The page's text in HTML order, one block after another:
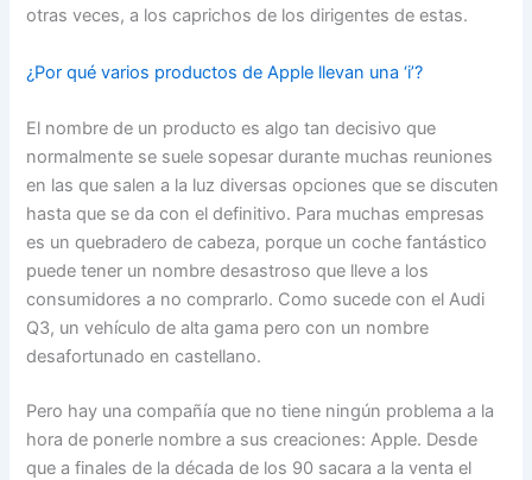
otras veces, a los caprichos de los dirigentes de estas.
¿Por qué varios productos de Apple llevan una ‘i’?
El nombre de un producto es algo tan decisivo que
normalmente se suele sopesar durante muchas reuniones
en las que salen a la luz diversas opciones que se discuten
hasta que se da con el definitivo. Para muchas empresas
es un quebradero de cabeza, porque un coche fantástico
puede tener un nombre desastroso que lleve a los
consumidores a no comprarlo. Como sucede con el Audi
Q3, un vehículo de alta gama pero con un nombre
desafortunado en castellano.
Pero hay una compañía que no tiene ningún problema a la
hora de ponerle nombre a sus creaciones: Apple. Desde
que a finales de la década de los 90 sacara a la venta el